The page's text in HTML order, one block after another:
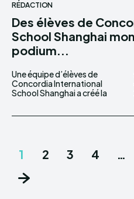
RÉDACTION
Des élèves de
School Shanghai
podium...
Une équipe d’élèves de
Concordia International
School Shanghai a créé la
surprise lors du Championnat
du monde de robotique VEX
1 2 3 4 …